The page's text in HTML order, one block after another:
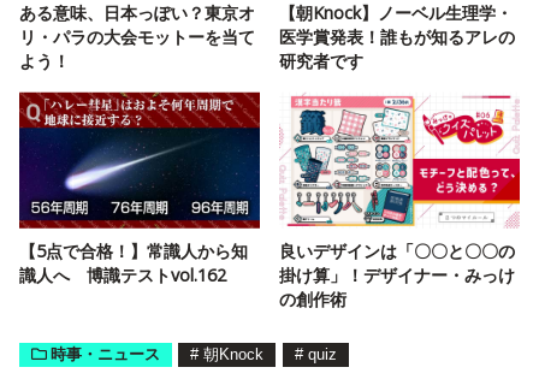
ある意味、日本っぽい？東京オ
リ・パラの大会モットーを当て
よう！
【朝Knock】ノーベル生理学・
医学賞発表！誰もが知るアレの
研究者です
【5点で合格！】常識人から知
識人へ 博識テストvol.162
良いデザインは「〇〇と〇〇の
掛け算」！デザイナー・みっけ
の創作術
時事・ニュース # 朝Knock # quiz